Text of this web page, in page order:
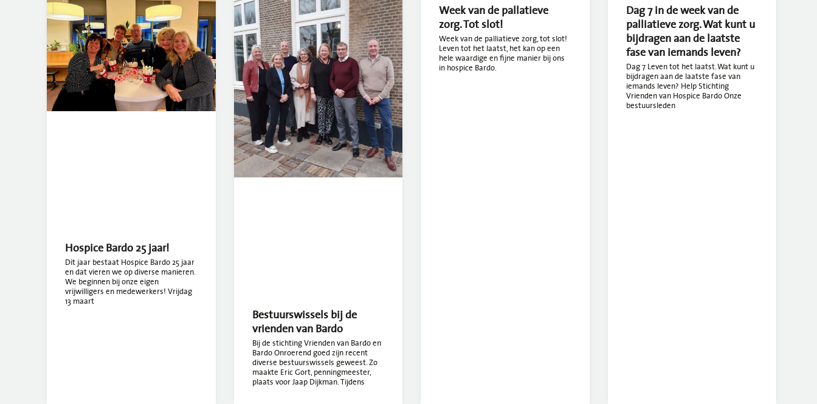
Hospice Bardo 25 jaar!
Dit jaar bestaat Hospice Bardo 25 jaar
en dat vieren we op diverse manieren.
We beginnen bij onze eigen
vrijwilligers en medewerkers! Vrijdag
13 maart
Bestuurswissels bij de
vrienden van Bardo
Bij de stichting Vrienden van Bardo en
Bardo Onroerend goed zijn recent
diverse bestuurswissels geweest. Zo
maakte Eric Gort, penningmeester,
plaats voor Jaap Dijkman. Tijdens
Week van de pallatieve
zorg. Tot slot!
Week van de palliatieve zorg, tot slot!
Leven tot het laatst, het kan op een
hele waardige en fijne manier bij ons
in hospice Bardo.
Dag 7 in de week van de
palliatieve zorg. Wat kunt u
bijdragen aan de laatste
fase van iemands leven?
Dag 7 Leven tot het laatst. Wat kunt u
bijdragen aan de laatste fase van
iemands leven? Help Stichting
Vrienden van Hospice Bardo Onze
bestuursleden